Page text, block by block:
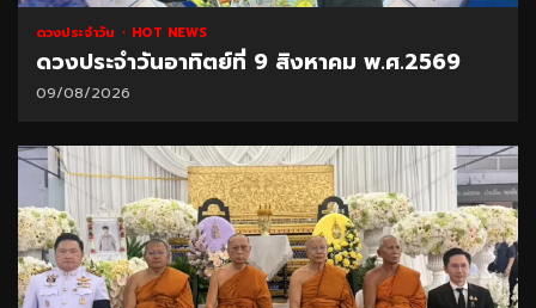
ดวงประจำวัน HOT NEWS
ดวงประจำวันอาทิตย์ที่ 9 สิงหาคม พ.ศ.2569
09/08/2026